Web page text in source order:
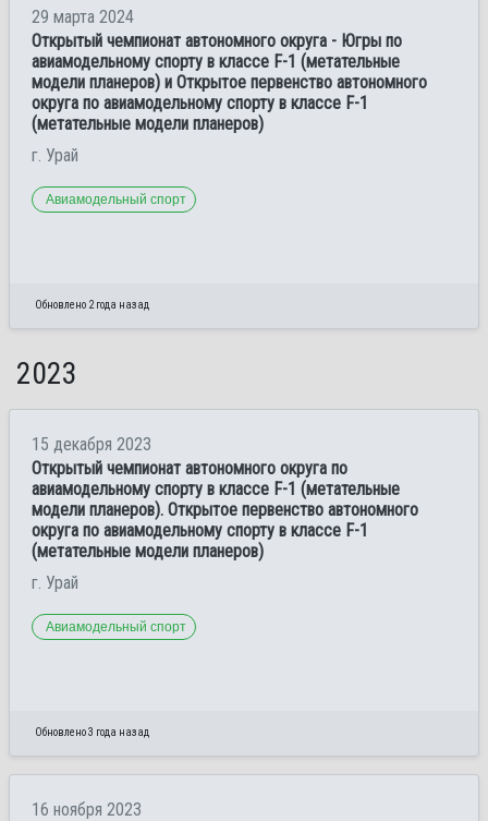
29 марта 2024
Открытый чемпионат автономного округа - Югры по
авиамодельному спорту в классе F-1 (метательные
модели планеров) и Открытое первенство автономного
округа по авиамодельному спорту в классе F-1
(метательные модели планеров)
г. Урай
Авиамодельный спорт
Обновлено 2 года назад
2023
15 декабря 2023
Открытый чемпионат автономного округа по
авиамодельному спорту в классе F-1 (метательные
модели планеров). Открытое первенство автономного
округа по авиамодельному спорту в классе F-1
(метательные модели планеров)
г. Урай
Авиамодельный спорт
Обновлено 3 года назад
16 ноября 2023